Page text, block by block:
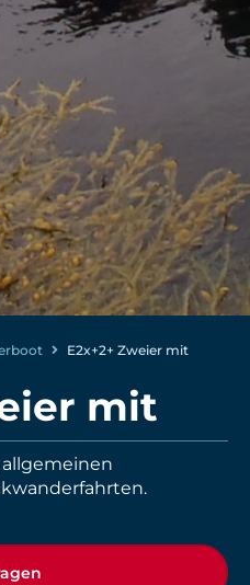
E2x+2+ Zweier mit
mit